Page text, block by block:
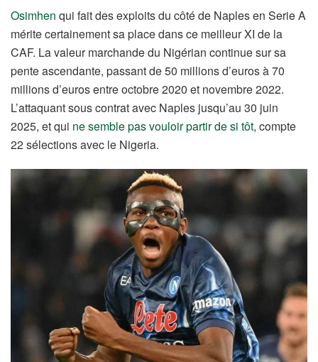
Osimhen qui fait des exploits du côté de Naples en Serie A
mérite certainement sa place dans ce meilleur XI de la
CAF. La valeur marchande du Nigérian continue sur sa
pente ascendante, passant de 50 millions d’euros à 70
millions d’euros entre octobre 2020 et novembre 2022.
L’attaquant sous contrat avec Naples jusqu’au 30 juin
2025, et qui ne semble pas vouloir partir de si tôt, compte
22 sélections avec le Nigeria.